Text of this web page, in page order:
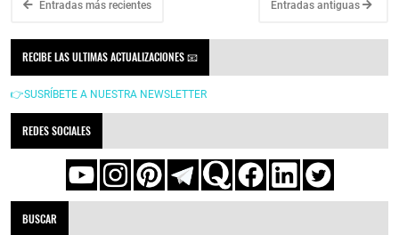
Entradas más recientes Entradas antiguas
RECIBE LAS ULTIMAS ACTUALIZACIONES 📧
👉SUSRÍBETE A NUESTRA NEWSLETTER
REDES SOCIALES
BUSCAR